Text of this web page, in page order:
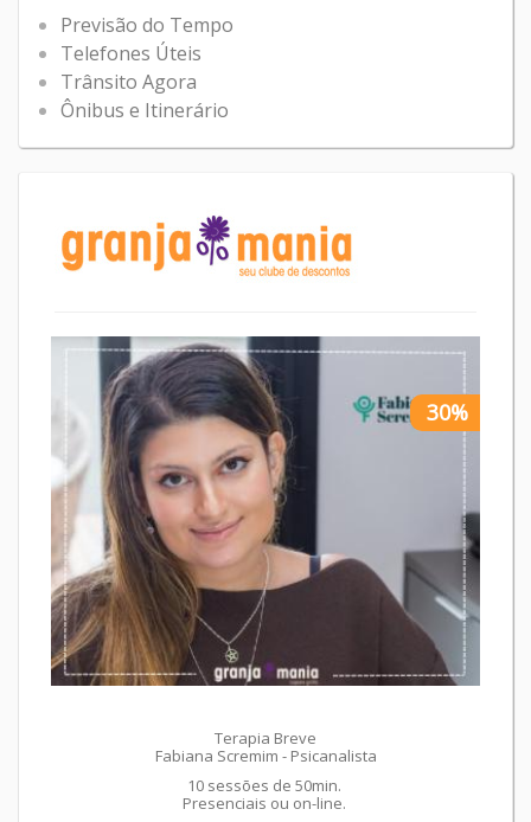
Previsão do Tempo
Telefones Úteis
Trânsito Agora
Ônibus e Itinerário
30%
Terapia Breve
Fabiana Scremim - Psicanalista
10 sessões de 50min.
Presenciais ou on-line.